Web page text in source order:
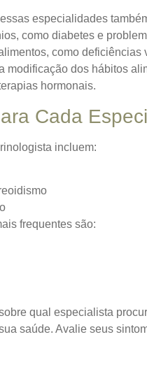
especialidades
como diabetes e
como
modificação dos hábitos
hormonais.
Cada
incluem:
frequentes são:
qual especialista
saúde. Avalie seus